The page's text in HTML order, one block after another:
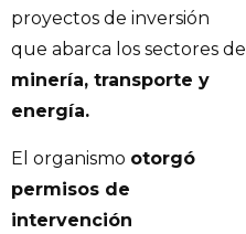
proyectos de inversión
que abarca los sectores de
minería, transporte y
energía.
El organismo otorgó
permisos de
intervención